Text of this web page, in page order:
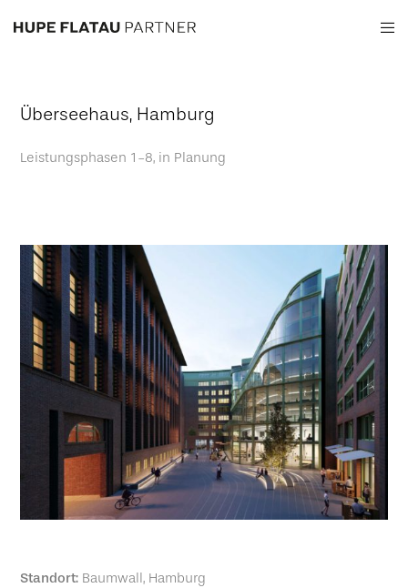
Überseehaus, Hamburg
Leistungsphasen 1-8, in Planung
Standort: Baumwall, Hamburg